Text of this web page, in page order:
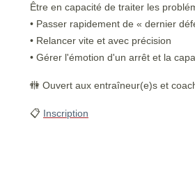
Être en capacité de traiter les
• Passer rapidement de « dernier
• Relancer vite et avec précision
• Gérer l'émotion d'un arrêt et la
🚻 Ouvert aux entraîneur(e)s et
📋 Inscription